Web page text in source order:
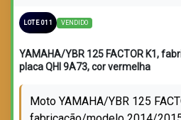
LOTE 011 VENDIDO
YAMAHA/YBR 125 FACTOR K1,
placa QHI 9A73, cor vermelha
Moto YAMAHA/YBR 125